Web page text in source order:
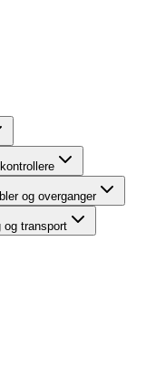
og overganger
og transport